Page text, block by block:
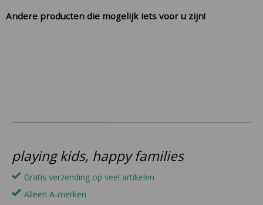
Andere producten die mogelijk iets voor u zijn!
playing kids, happy families
Gratis verzending op veel artikelen
Alleen A-merken